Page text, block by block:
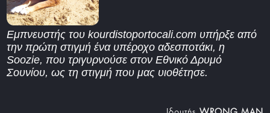
Εμπνευστής του kourdistoportocali.com υπήρξε από
την πρώτη στιγμή ένα υπέροχο αδεσποτάκι, η
Soozie, που τριγυρνούσε στον Εθνικό Δρυμό
Σουνίου, ως τη στιγμή που μας υιοθέτησε.